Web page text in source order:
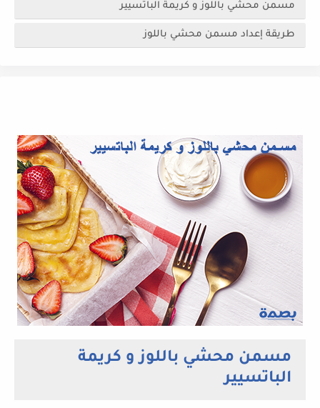
مسمن محشي باللوز و كريمة الباتسيير
طريقة إعداد مسمن محشي باللوز
مسمن محشي باللوز و كريمة
الباتسيير